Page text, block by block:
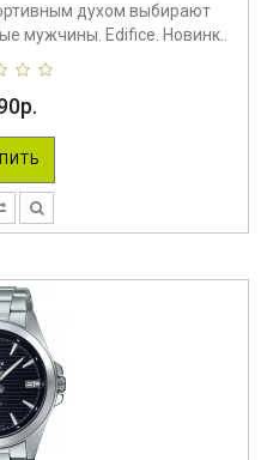
духом выбирают
мужчины. Edifice. Новинк..